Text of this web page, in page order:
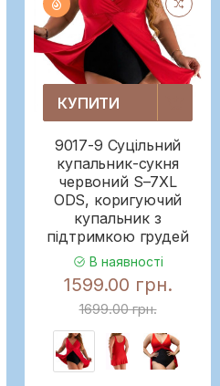
КУПИТИ
9017-9 Суцільний
купальник-сукня
червоний S–7XL
ODS, коригуючий
купальник з
підтримкою грудей
В наявності
1599.00 грн.
1699.00 грн.